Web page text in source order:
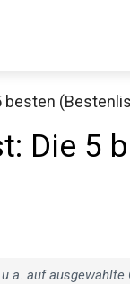
besten
Die 5
auf ausgewählte